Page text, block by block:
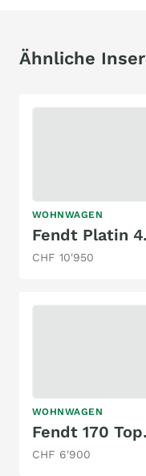
Ähnliche
WOHNWAGEN
CHF 10'950
WOHNWAGEN
CHF 6'900